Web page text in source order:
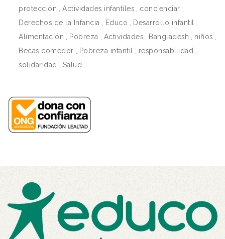
protección
Actividades infantiles concienciar
Derechos de la Infancia
Educo Desarrollo infantil
Alimentación
Pobreza Actividades Bangladesh niños
Becas comedor
Pobreza infantil responsabilidad
solidaridad
Salud